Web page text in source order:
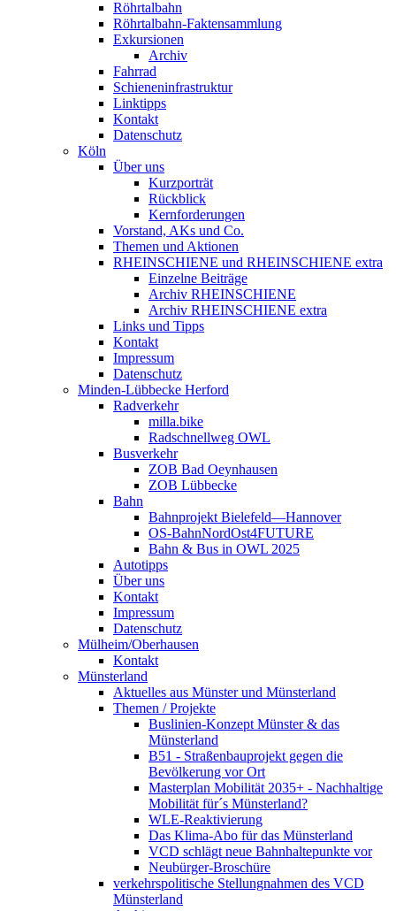
Röhrtalbahn
Röhrtalbahn-Faktensammlung
Exkursionen
Archiv
Fahrrad
Schieneninfrastruktur
Linktipps
Kontakt
Datenschutz
Köln
Über uns
Kurzporträt
Rückblick
Kernforderungen
Vorstand, AKs und Co.
Themen und Aktionen
RHEINSCHIENE und RHEINSCHIENE extra
Einzelne Beiträge
Archiv RHEINSCHIENE
Archiv RHEINSCHIENE extra
Links und Tipps
Kontakt
Impressum
Datenschutz
Minden-Lübbecke Herford
Radverkehr
milla.bike
Radschnellweg OWL
Busverkehr
ZOB Bad Oeynhausen
ZOB Lübbecke
Bahn
Bahnprojekt Bielefeld—Hannover
OS-BahnNordOst4FUTURE
Bahn & Bus in OWL 2025
Autotipps
Über uns
Kontakt
Impressum
Datenschutz
Mülheim/Oberhausen
Kontakt
Münsterland
Aktuelles aus Münster und Münsterland
Themen / Projekte
Buslinien-Konzept Münster & das
Münsterland
B51 - Straßenbauprojekt gegen die
Bevölkerung vor Ort
Masterplan Mobilität 2035+ - Nachhaltige
Mobilität für´s Münsterland?
WLE-Reaktivierung
Das Klima-Abo für das Münsterland
VCD schlägt neue Bahnhaltepunkte vor
Neubürger-Broschüre
verkehrspolitische Stellungnahmen des VCD
Münsterland